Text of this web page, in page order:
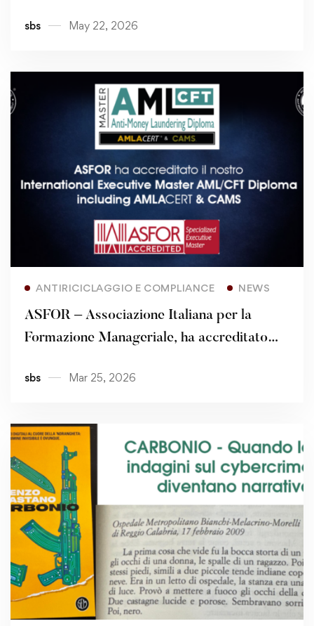
𝗹’𝗲𝗰𝗼𝗻𝗼𝗺𝗶𝗮 𝗹𝗼𝗰𝗮𝗹𝗲
sbs May 22, 2026
ANTIRICICLAGGIO E COMPLIANCE NEWS
ASFOR – Associazione Italiana per la
Formazione Manageriale, ha accreditato
Diploma – Including AMLACert and CAMS
sbs Mar 25, 2026